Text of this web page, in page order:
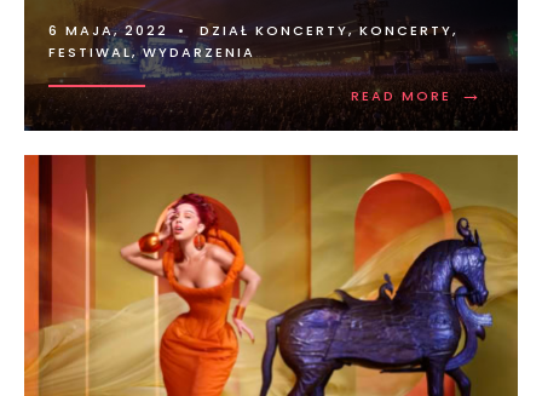
6 MAJA, 2022 • DZIAŁ KONCERTY,KONCERTY,
FESTIWAL, WYDARZENIA
READ MORE →